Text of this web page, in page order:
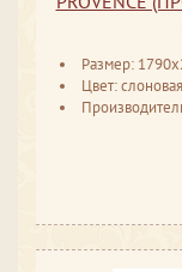
Размер:
Цвет: слоновая